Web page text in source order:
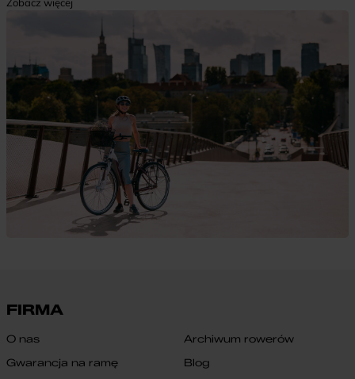
FIRMA
O nas
Gwarancja na ramę
Archiwum rowerów
Blog